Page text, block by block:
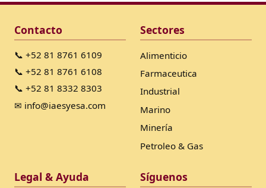
Contacto
📞 +52 81 8761 6109
📞 +52 81 8761 6108
📞 +52 81 8332 8303
✉ info@iaesyesa.com
Sectores
Alimenticio
Farmaceutica
Industrial
Marino
Minería
Petroleo & Gas
Legal & Ayuda Síguenos